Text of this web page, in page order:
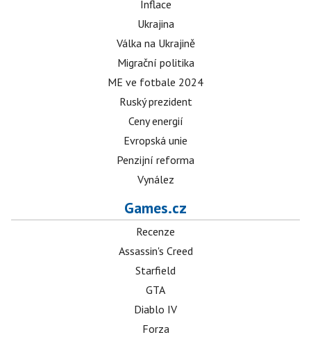
Inflace
Ukrajina
Válka na Ukrajině
Migrační politika
ME ve fotbale 2024
Ruský prezident
Ceny energií
Evropská unie
Penzijní reforma
Vynález
Games.cz
Recenze
Assassin's Creed
Starfield
GTA
Diablo IV
Forza